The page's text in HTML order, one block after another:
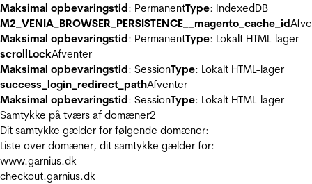
Maksimal opbevaringstid: PermanentType: IndexedDB
M2_VENIA_BROWSER_PERSISTENCE__magento_cache_id
Maksimal opbevaringstid: PermanentType: Lokalt HTML-lager
scrollLockAfventer
Maksimal opbevaringstid: SessionType: Lokalt HTML-lager
success_login_redirect_pathAfventer
Maksimal opbevaringstid: SessionType: Lokalt HTML-lager
Samtykke på tværs af domæner2
Dit samtykke gælder for følgende domæner:
Liste over domæner, dit samtykke gælder for:
www.garnius.dk
checkout.garnius.dk